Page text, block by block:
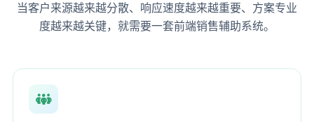
当客户来源越来越分散、响应速度越来越重要、方案专业
度越来越关键，就需要一套前端销售辅助系统。